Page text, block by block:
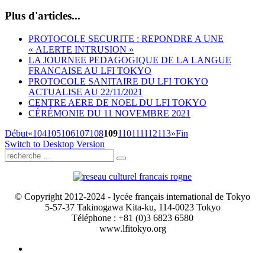
Plus d'articles...
PROTOCOLE SECURITE : REPONDRE A UNE
« ALERTE INTRUSION »
LA JOURNEE PEDAGOGIQUE DE LA LANGUE
FRANCAISE AU LFI TOKYO
PROTOCOLE SANITAIRE DU LFI TOKYO
ACTUALISE AU 22/11/2021
CENTRE AERE DE NOEL DU LFI TOKYO
CÉRÉMONIE DU 11 NOVEMBRE 2021
Début«104105106107108109110111112113»Fin
Switch to Desktop Version
© Copyright 2012-2024 - lycée français international de Tokyo
5-57-37 Takinogawa Kita-ku, 114-0023 Tokyo
Téléphone : +81 (0)3 6823 6580
www.lfitokyo.org